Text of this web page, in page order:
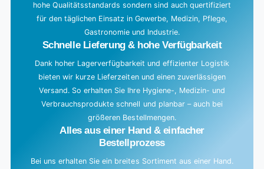
hohe Qualitätsstandards sondern sind auch quertifiziert
für den täglichen Einsatz in Gewerbe, Medizin, Pflege,
Gastronomie und Industrie.
Schnelle Lieferung & hohe Verfügbarkeit
Dank hoher Lagerverfügbarkeit und effizienter Logistik
bieten wir kurze Lieferzeiten und einen zuverlässigen
Versand. So erhalten Sie Ihre Hygiene-, Medizin- und
Verbrauchsprodukte schnell und planbar – auch bei
größeren Bestellmengen.
Alles aus einer Hand & einfacher
Bestellprozess
Bei uns erhalten Sie ein breites Sortiment aus einer Hand.